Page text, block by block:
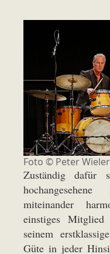
Foto © Peter Wieler
Zuständig dafür
miteinander
einstiges
seinem
Güte in jeder